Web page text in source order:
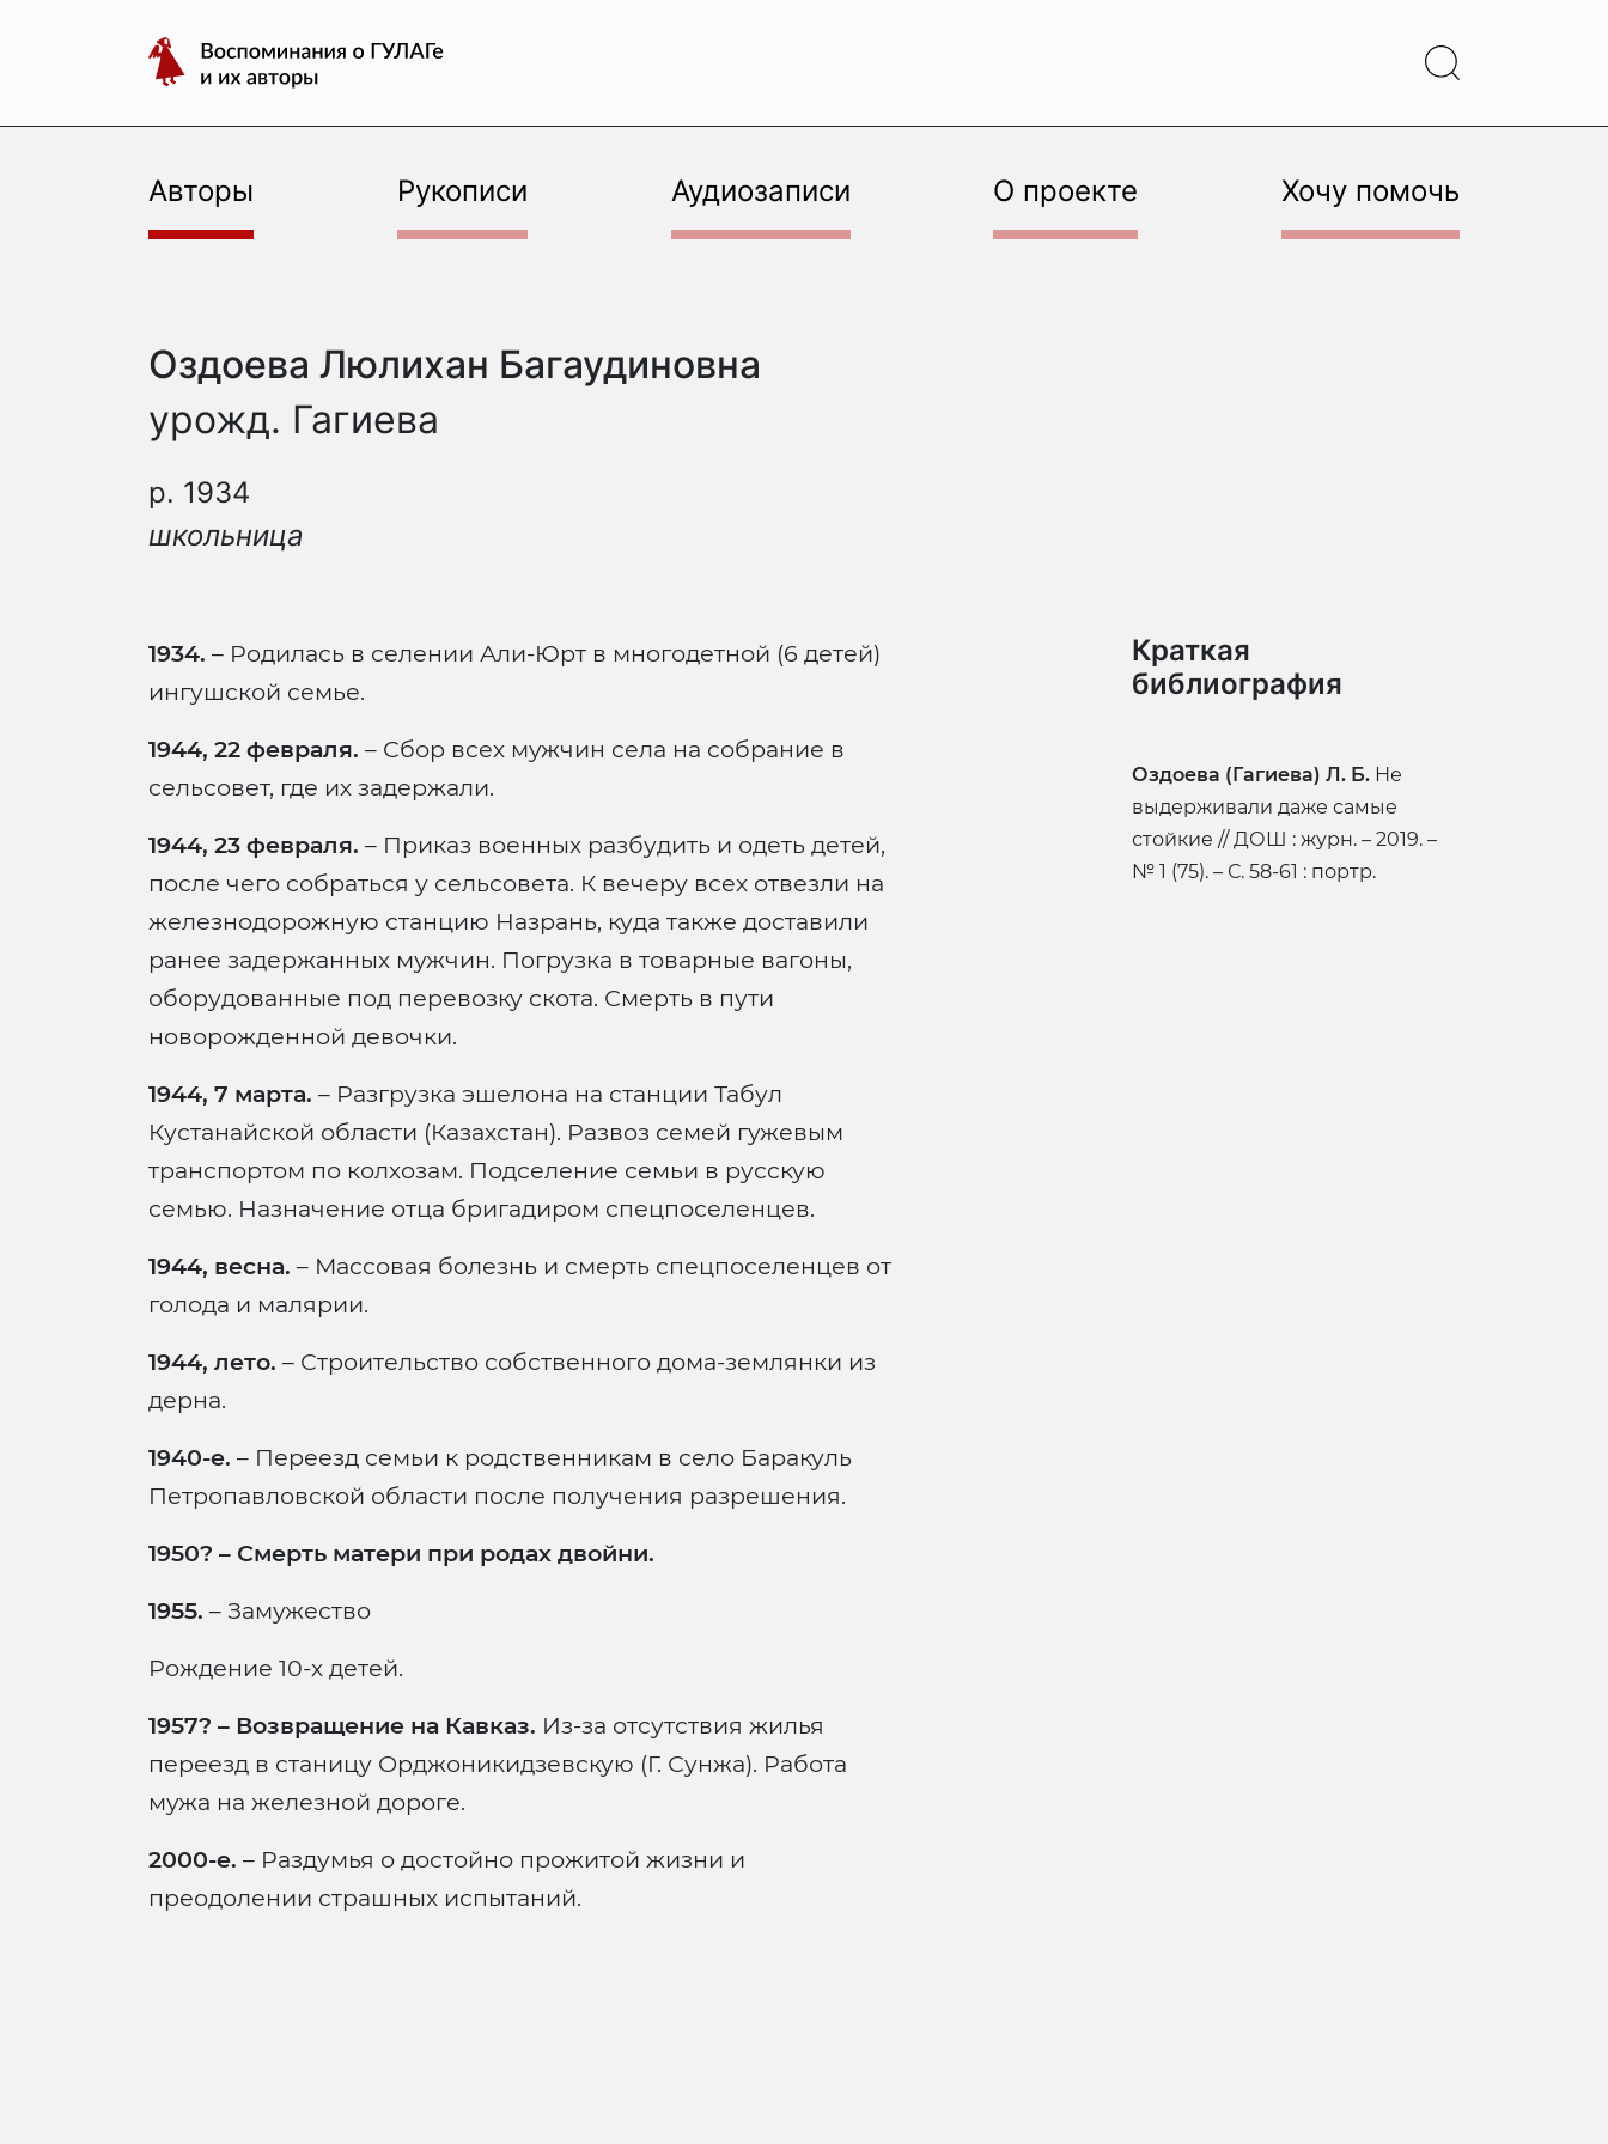
Воспоминания
о
и
авторы
Авторы Рукописи Аудиозаписи О проекте Хочу помочь
Оздоева Люлихан Багаудиновна
урожд. Гагиева
р. 1934
школьница
1934. – Родилась в селении Али-Юрт в многодетной (6 детей)
ингушской семье.
1944, 22 февраля. – Сбор всех мужчин села на собрание в
сельсовет, где их задержали.
1944, 23 февраля. – Приказ военных разбудить и одеть детей,
после чего собраться у сельсовета. К вечеру всех отвезли на
железнодорожную станцию Назрань, куда также доставили
ранее задержанных мужчин. Погрузка в товарные вагоны,
оборудованные под перевозку скота. Смерть в пути
новорожденной девочки.
1944, 7 марта. – Разгрузка эшелона на станции Табул
Кустанайской области (Казахстан). Развоз семей гужевым
транспортом по колхозам. Подселение семьи в русскую
семью. Назначение отца бригадиром спецпоселенцев.
1944, весна. – Массовая болезнь и смерть спецпоселенцев от
голода и малярии.
1944, лето. – Строительство собственного дома-землянки из
дерна.
1940-е. – Переезд семьи к родственникам в село Баракуль
Петропавловской области после получения разрешения.
1950? – Смерть матери при родах двойни.
1955. – Замужество
Рождение 10-х детей.
1957? – Возвращение на Кавказ. Из-за отсутствия жилья
переезд в станицу Орджоникидзевскую (Г. Сунжа). Работа
мужа на железной дороге.
2000-е. – Раздумья о достойно прожитой жизни и
преодолении страшных испытаний.
Краткая
библиография
Оздоева (Гагиева) Л. Б. Не
выдерживали даже самые
стойкие // ДОШ : журн. – 2019. –
№ 1 (75). – С. 58-61 : портр.